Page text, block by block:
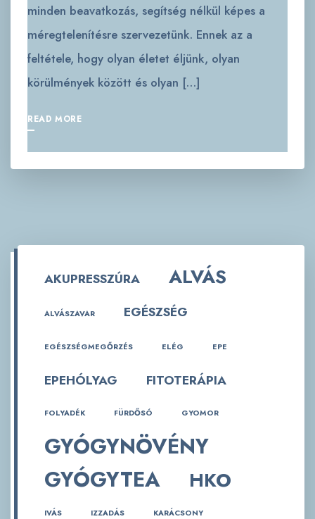
minden beavatkozás, segítség nélkül képes a
méregtelenítésre szervezetünk. Ennek az a
feltétele, hogy olyan életet éljünk, olyan
körülmények között és olyan […]
READ MORE
AKUPRESSZÚRA ALVÁS
ALVÁSZAVAR EGÉSZSÉG
EGÉSZSÉGMEGŐRZÉS ELÉG EPE
EPEHÓLYAG FITOTERÁPIA
FOLYADÉK FÜRDŐSÓ GYOMOR
GYÓGYNÖVÉNY
GYÓGYTEA
HKO
IVÁS IZZADÁS KARÁCSONY